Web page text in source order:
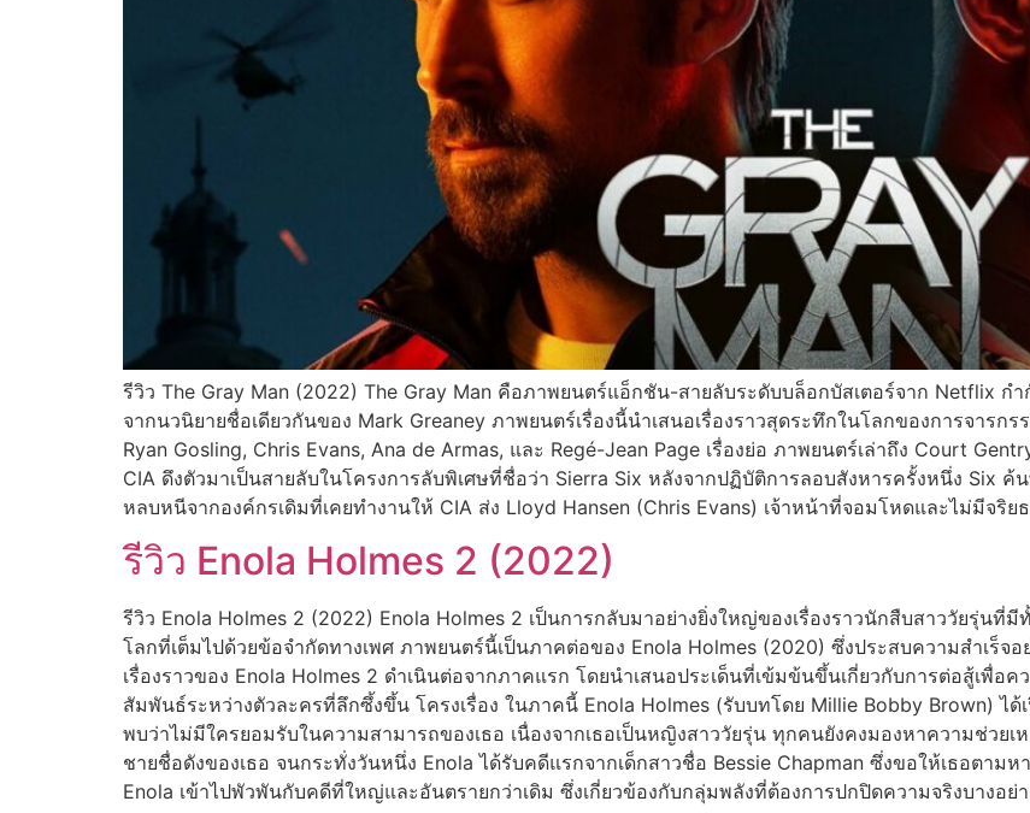
รีวิว The Gray Man (2022) The Gray Man คือภาพยนตร์แอ็กชัน-สายลับระดับบล็อกบัสเตอร์จาก Netflix กำ
จากนวนิยายชื่อเดียวกันของ Mark Greaney ภาพยนตร์เรื่องนี้นำเสนอเรื่องราวสุดระทึกในโลกของการจาร
Ryan Gosling, Chris Evans, Ana de Armas, และ Regé-Jean Page เรื่องย่อ ภาพยนตร์เล่าถึง Court
CIA ดึงตัวมาเป็นสายลับในโครงการลับพิเศษที่ชื่อว่า Sierra Six หลังจากปฏิบัติการลอบสังหารครั้งหนึ่ง Six
หลบหนีจากองค์กรเดิมที่เคยทำงานให้ CIA ส่ง Lloyd Hansen (Chris Evans) เจ้าหน้าที่จอมโหดและไม่มีจริ
รีวิว Enola Holmes 2 (2022)
รีวิว Enola Holmes 2 (2022) Enola Holmes 2 เป็นการกลับมาอย่างยิ่งใหญ่ของเรื่องราวนักสืบสาววัยรุ่น
โลกที่เต็มไปด้วยข้อจำกัดทางเพศ ภาพยนตร์นี้เป็นภาคต่อของ Enola Holmes (2020) ซึ่งประสบความสำเร็
เรื่องราวของ Enola Holmes 2 ดำเนินต่อจากภาคแรก โดยนำเสนอประเด็นที่เข้มข้นขึ้นเกี่ยวกับการต่อสู้เพื่
สัมพันธ์ระหว่างตัวละครที่ลึกซึ้งขึ้น โครงเรื่อง ในภาคนี้ Enola Holmes (รับบทโดย Millie Bobby Brown) ได้
พบว่าไม่มีใครยอมรับในความสามารถของเธอ เนื่องจากเธอเป็นหญิงสาววัยรุ่น ทุกคนยังคงมองหาความช่วย
ชายชื่อดังของเธอ จนกระทั่งวันหนึ่ง Enola ได้รับคดีแรกจากเด็กสาวชื่อ Bessie Chapman ซึ่งขอให้เธอตา
Enola เข้าไปพัวพันกับคดีที่ใหญ่และอันตรายกว่าเดิม ซึ่งเกี่ยวข้องกับกลุ่มพลังที่ต้องการปกปิดความจริงบางอย่